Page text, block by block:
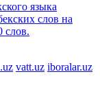
языка
слов на
слов.
vatt.uz iboralar.uz